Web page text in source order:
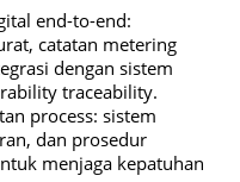
end-to-end:
catatan metering
dengan sistem
traceability.
process: sistem
dan prosedur
menjaga kepatuhan